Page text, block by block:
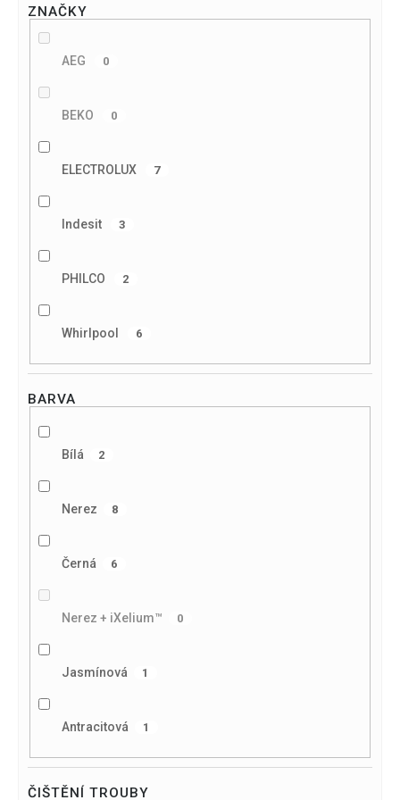
ZNAČKY
AEG 0
BEKO 0
ELECTROLUX 7
Indesit 3
PHILCO 2
Whirlpool 6
BARVA
Bílá 2
Nerez 8
Černá 6
Nerez + iXelium™ 0
Jasmínová 1
Antracitová 1
ČIŠTĚNÍ TROUBY